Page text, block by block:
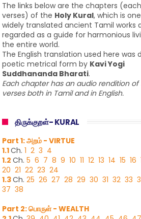
The links below are the chapters
verses) of the Holy Kural, which is
widely translated ancient Tamil works
regarded as a guide for harmonious
the entire world.
The English translation used here was
poetic metrical form by Kavi Yogi
Suddhananda Bharati.
Each chapter has an audio rendition of
verses both in Tamil and in English.
திருக்குறள்- KURAL
Part 1: அறம் - VIRTUE
1.1Ch. 1 2 3 4
1.2 Ch. 5 6 7 8 9 10 11 12 13 14 15 16
20 21 22 23 24
1.3Ch. 25 26 27 28 29 30 31 32 33
37 38
Part 2: பொருள் - WEALTH